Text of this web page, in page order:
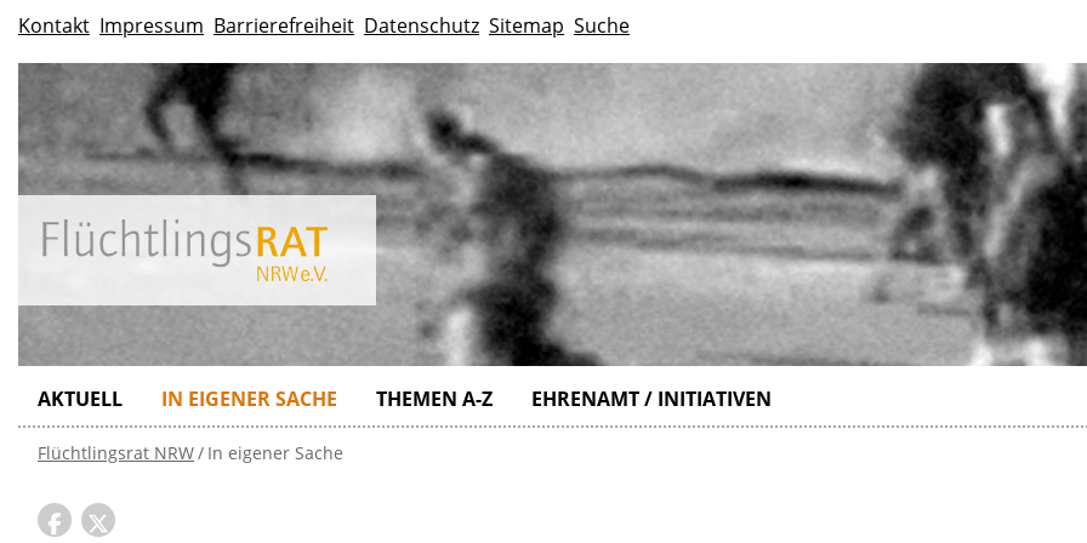
Kontakt Impressum Barrierefreiheit Datenschutz Sitemap Suche
AKTUELL IN EIGENER SACHE THEMEN A-Z EHRENAMT / INITIATIVEN
Flüchtlingsrat NRW In eigener Sache